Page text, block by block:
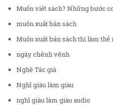
Muốn viết sách? Những bước
muốn xuất bản sách
Muốn xuất bản sách thì làm thế
ngày chênh vênh
Nghề Tác giả
Nghĩ giàu làm giàu
nghĩ giàu làm giàu audio